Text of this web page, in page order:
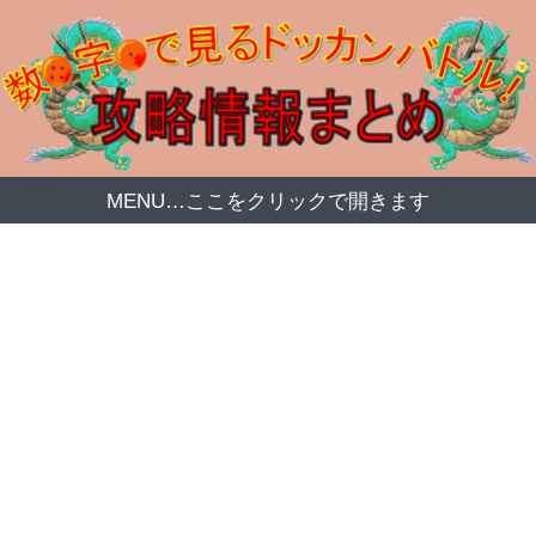
MENU…ここをクリックで開きます